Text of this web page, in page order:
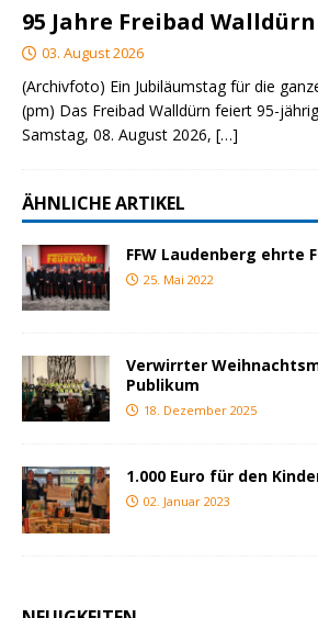
95 Jahre Freibad Walldürn
03. August 2026
(Archivfoto) Ein Jubiläumstag für die
(pm) Das Freibad Walldürn feiert 95-
Samstag, 08. August 2026, […]
ÄHNLICHE ARTIKEL
FFW Laudenberg ehrte
25. Mai 2022
Verwirrter
Publikum
18. Dezember 2025
1.000 Euro für den
02. Januar 2023